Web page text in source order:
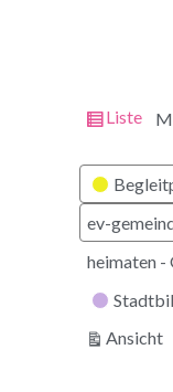
Ansicht
Liste
Kategorien
ev-
heimaten -
Ansicht